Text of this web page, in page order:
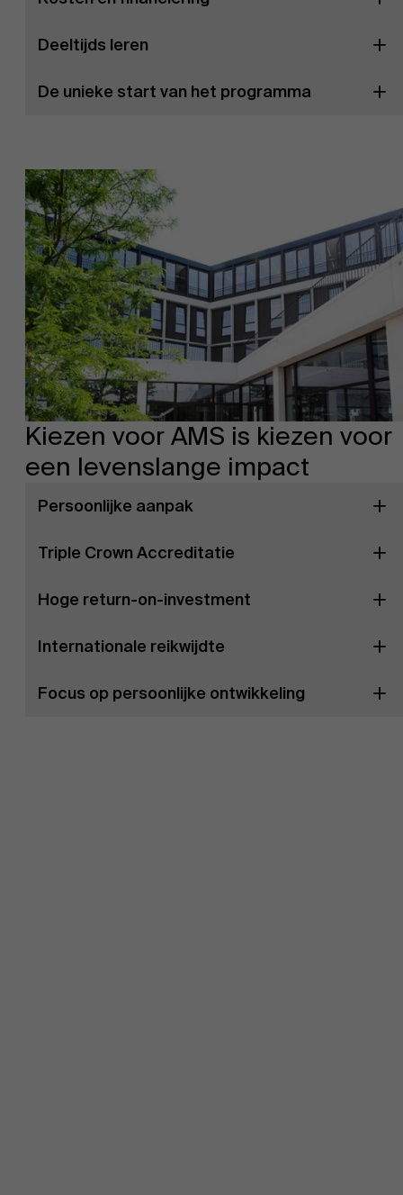
Deeltijds leren
De unieke start van het programma
Kiezen voor AMS is kiezen voor
een levenslange impact
Persoonlijke aanpak
Triple Crown Accreditatie
Hoge return-on-investment
Internationale reikwijdte
Focus op persoonlijke ontwikkeling